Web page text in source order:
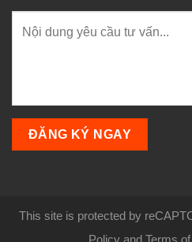
This site is protected by
Policy and Terms